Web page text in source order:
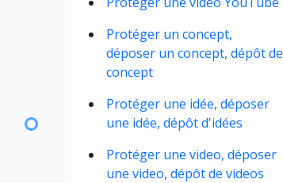
Protéger un concept,
déposer un concept, dépôt de
concept
Protéger une idée, déposer
une idée, dépôt d'idées
Protéger une video, déposer
une video, dépôt de videos